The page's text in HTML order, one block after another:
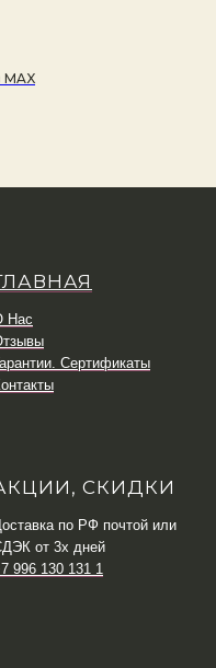
MAX
Нас
Сертификаты
СКИДКИ
по РФ почтой или
от 3х дней
996 130 131 1